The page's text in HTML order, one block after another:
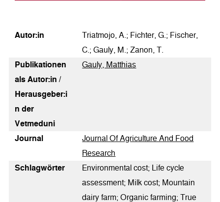
Autor:in
Triatmojo, A.; Fichter, G.; Fischer,
C.; Gauly, M.; Zanon, T.
Publikationen
als Autor:in /
Herausgeber:i
n der
Vetmeduni
Gauly, Matthias
Journal
Journal Of Agriculture And Food
Research
Schlagwörter
Environmental cost; Life cycle
assessment; Milk cost; Mountain
dairy farm; Organic farming; True